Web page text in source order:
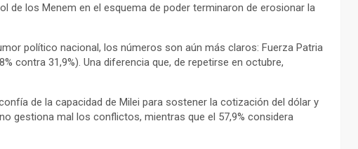
de los Menem en el esquema de poder terminaron de erosionar la
político nacional, los números son aún más claros: Fuerza Patria
contra 31,9%). Una diferencia que, de repetirse en octubre,
de la capacidad de Milei para sostener la cotización del dólar y
gestiona mal los conflictos, mientras que el 57,9% considera